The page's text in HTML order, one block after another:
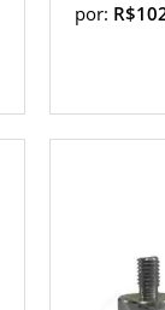
por: